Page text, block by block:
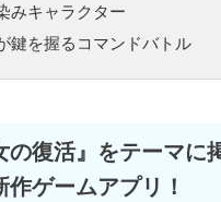
みキャラクター
鍵を握るコマンドバトル
の復活』をテーマに
作ゲームアプリ！